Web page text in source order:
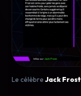
Le célèbreJack Frost